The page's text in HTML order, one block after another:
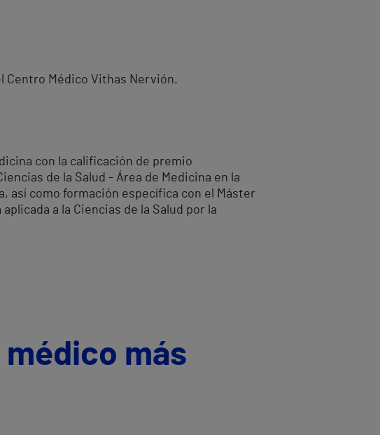
Centro Médico Vithas Nervión.
con la calificación de premio
de la Salud - Área de Medicina en la
así como formación específica con el Máster
a la Ciencias de la Salud por la
más